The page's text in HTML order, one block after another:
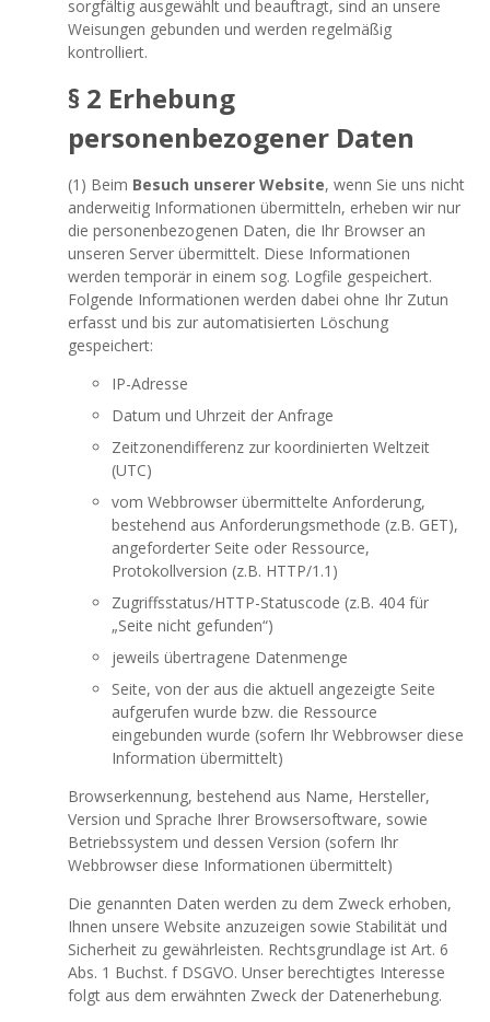
sorgfältig ausgewählt und beauftragt, sind an unsere
Weisungen gebunden und werden regelmäßig
kontrolliert.
§ 2 Erhebung
personenbezogener Daten
(1) Beim Besuch unserer Website, wenn Sie uns nicht
anderweitig Informationen übermitteln, erheben wir nur
die personenbezogenen Daten, die Ihr Browser an
unseren Server übermittelt. Diese Informationen
werden temporär in einem sog. Logfile gespeichert.
Folgende Informationen werden dabei ohne Ihr Zutun
erfasst und bis zur automatisierten Löschung
gespeichert:
IP-Adresse
Datum und Uhrzeit der Anfrage
Zeitzonendifferenz zur koordinierten Weltzeit
(UTC)
vom Webbrowser übermittelte Anforderung,
bestehend aus Anforderungsmethode (z.B. GET),
angeforderter Seite oder Ressource,
Protokollversion (z.B. HTTP/1.1)
Zugriffsstatus/HTTP-Statuscode (z.B. 404 für
„Seite nicht gefunden“)
jeweils übertragene Datenmenge
Seite, von der aus die aktuell angezeigte Seite
aufgerufen wurde bzw. die Ressource
eingebunden wurde (sofern Ihr Webbrowser diese
Information übermittelt)
Browserkennung, bestehend aus Name, Hersteller,
Version und Sprache Ihrer Browsersoftware, sowie
Betriebssystem und dessen Version (sofern Ihr
Webbrowser diese Informationen übermittelt)
Die genannten Daten werden zu dem Zweck erhoben,
Ihnen unsere Website anzuzeigen sowie Stabilität und
Sicherheit zu gewährleisten. Rechtsgrundlage ist Art. 6
Abs. 1 Buchst. f DSGVO. Unser berechtigtes Interesse
folgt aus dem erwähnten Zweck der Datenerhebung.